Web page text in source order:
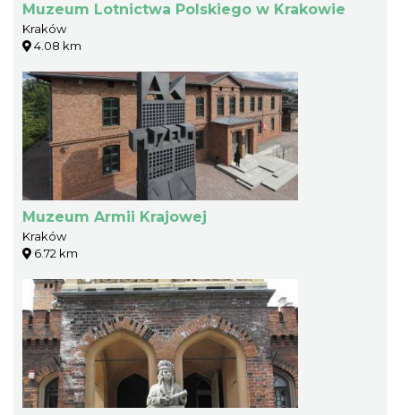
Muzeum Lotnictwa Polskiego w Krakowie
Kraków
4.08 km
Muzeum Armii Krajowej
Kraków
6.72 km